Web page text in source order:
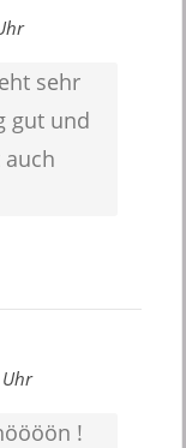
sehr
gut und
!